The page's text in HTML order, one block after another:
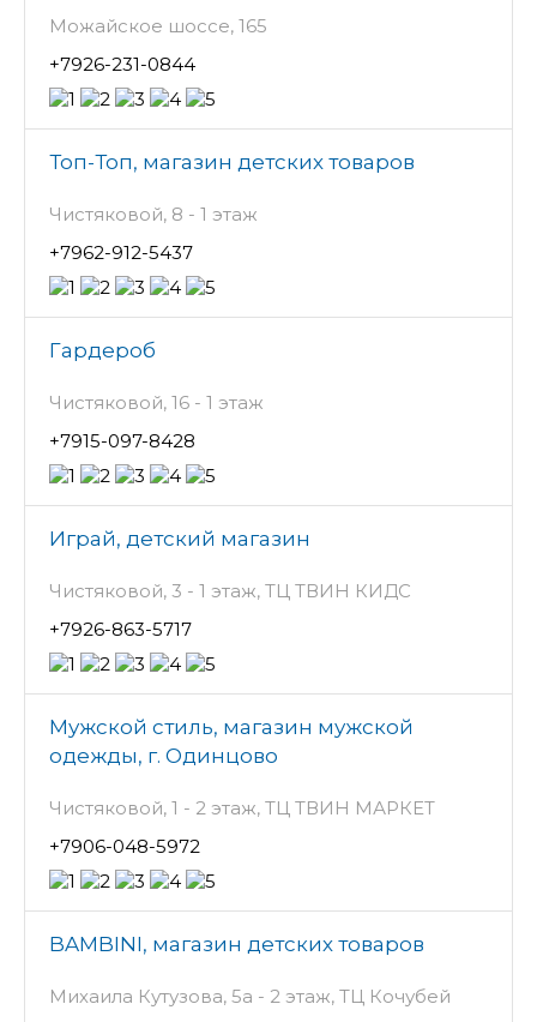
Можайское шоссе, 165
+7926-231-0844
Топ-Топ, магазин детских товаров
Чистяковой, 8 - 1 этаж
+7962-912-5437
Гардероб
Чистяковой, 16 - 1 этаж
+7915-097-8428
Играй, детский магазин
Чистяковой, 3 - 1 этаж, ТЦ ТВИН КИДС
+7926-863-5717
Мужской стиль, магазин мужской
одежды, г. Одинцово
Чистяковой, 1 - 2 этаж, ТЦ ТВИН МАРКЕТ
+7906-048-5972
BAMBINI, магазин детских товаров
Михаила Кутузова, 5а - 2 этаж, ТЦ Кочубей